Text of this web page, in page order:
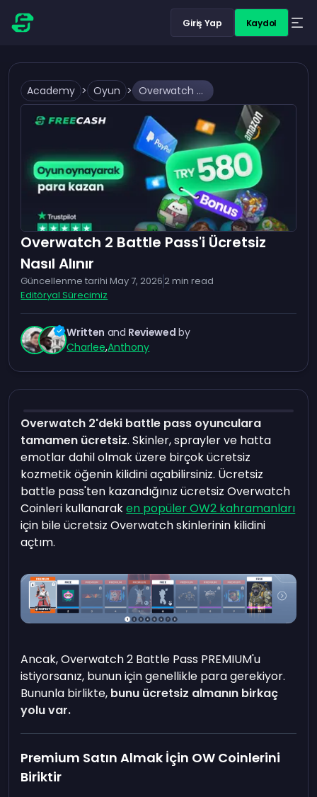
Giriş Yap Kaydol
Academy > Oyun > Overwatch 2 Battle Pass'i Ücretsiz Nasıl Alınır
Overwatch 2 Battle Pass'i Ücretsiz
Nasıl Alınır
Güncellenme tarihi May 7, 20262min read
Editöryal Sürecimiz
Written and Reviewed by
Charlee,Anthony
Overwatch 2'deki battle pass oyunculara
tamamen ücretsiz. Skinler, sprayler ve hatta
emotlar dahil olmak üzere birçok ücretsiz
kozmetik öğenin kilidini açabilirsiniz. Ücretsiz
battle pass'ten kazandığınız ücretsiz Overwatch
Coinleri kullanaraken popüler OW2 kahramanları
için bile ücretsiz Overwatch skinlerinin kilidini
açtım.
Ancak, Overwatch 2 Battle Pass PREMIUM'u
istiyorsanız, bunun için genellikle para gerekiyor.
Bununla birlikte, bunu ücretsiz almanın birkaç
yolu var.
Premium Satın Almak İçin OW Coinlerini
Biriktir